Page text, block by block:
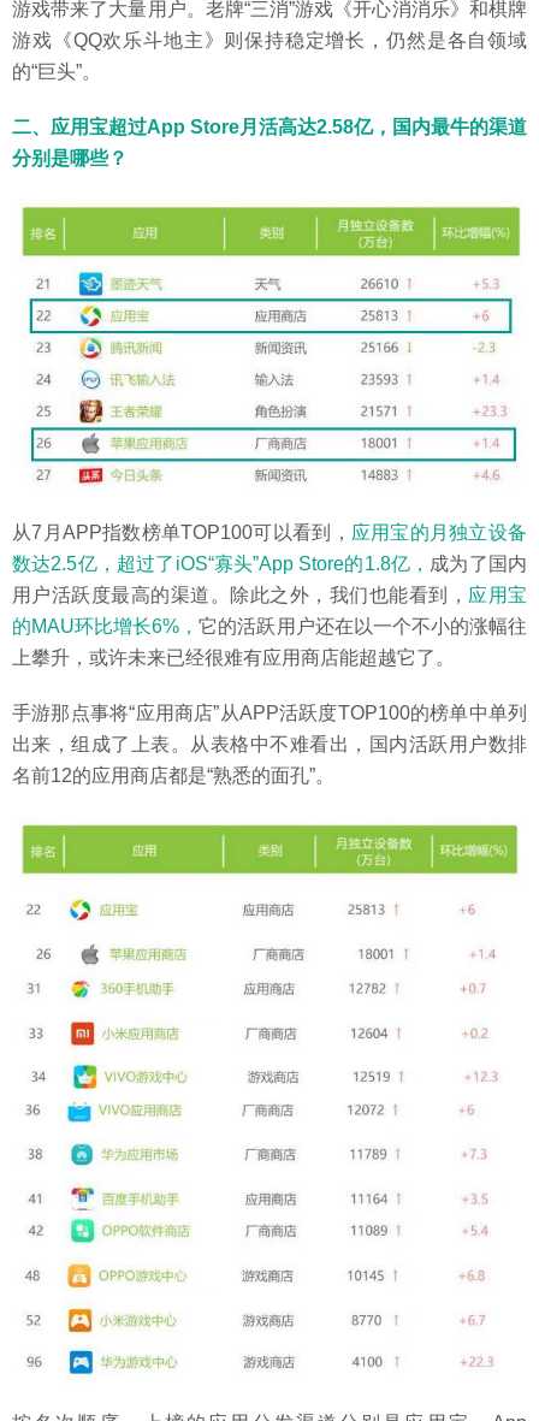
游戏带来了大量用户。老牌“三消”游戏《开心消消乐》和棋牌
游戏《QQ欢乐斗地主》则保持稳定增长，仍然是各自领域
的“巨头”。
二、应用宝超过App Store月活高达2.58亿，国内最牛的渠道
分别是哪些？
从7月APP指数榜单TOP100可以看到， 应用宝的月独立设备
数达2.5亿，超过了iOS“寡头”App Store的1.8亿， 成为了国内
用户活跃度最高的渠道。除此之外，我们也能看到， 应用宝
的MAU环比增长6%，它的活跃用户还在以一个不小的涨幅往
上攀升，或许未来已经很难有应用商店能超越它了。
手游那点事将“应用商店”从APP活跃度TOP100的榜单中单列
出来，组成了上表。从表格中不难看出，国内活跃用户数排
名前12的应用商店都是“熟悉的面孔”。